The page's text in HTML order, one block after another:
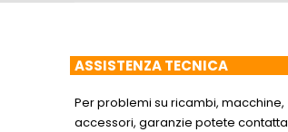
ASSISTENZA TECNICA
Per problemi su ricambi, macchine,
accessori, garanzie potete